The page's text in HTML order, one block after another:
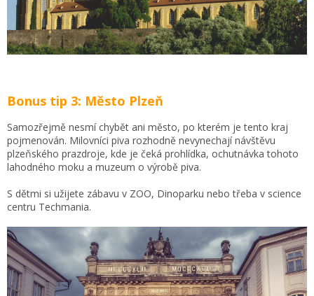
Bonus tip 3: Město Plzeň
Samozřejmě nesmí chybět ani město, po kterém je tento kraj
pojmenován. Milovníci piva rozhodně nevynechají návštěvu
plzeňského prazdroje, kde je čeká prohlídka, ochutnávka tohoto
lahodného moku a muzeum o výrobě piva.
S dětmi si užijete zábavu v ZOO, Dinoparku nebo třeba v science
centru Techmania.